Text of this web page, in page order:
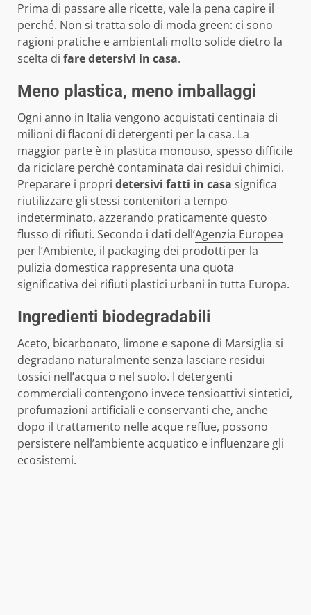
Prima di passare alle ricette, vale la pena capire il
perché. Non si tratta solo di moda green: ci sono
ragioni pratiche e ambientali molto solide dietro la
scelta di fare detersivi in casa.
Meno plastica, meno imballaggi
Ogni anno in Italia vengono acquistati centinaia di
milioni di flaconi di detergenti per la casa. La
maggior parte è in plastica monouso, spesso difficile
da riciclare perché contaminata dai residui chimici.
Preparare i propri detersivi fatti in casa significa
riutilizzare gli stessi contenitori a tempo
indeterminato, azzerando praticamente questo
flusso di rifiuti. Secondo i dati dell’Agenzia Europea
per l’Ambiente, il packaging dei prodotti per la
pulizia domestica rappresenta una quota
significativa dei rifiuti plastici urbani in tutta Europa.
Ingredienti biodegradabili
Aceto, bicarbonato, limone e sapone di Marsiglia si
degradano naturalmente senza lasciare residui
tossici nell’acqua o nel suolo. I detergenti
commerciali contengono invece tensioattivi sintetici,
profumazioni artificiali e conservanti che, anche
dopo il trattamento nelle acque reflue, possono
persistere nell’ambiente acquatico e influenzare gli
ecosistemi.